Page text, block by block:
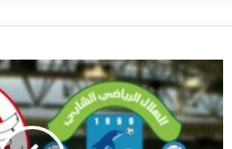
هلال
الشابة
يعلن
آخر